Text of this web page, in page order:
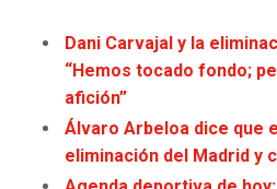
Dani Carvajal y la
“Hemos tocado fondo;
afición”
Álvaro Arbeloa dice que
eliminación del Madrid y